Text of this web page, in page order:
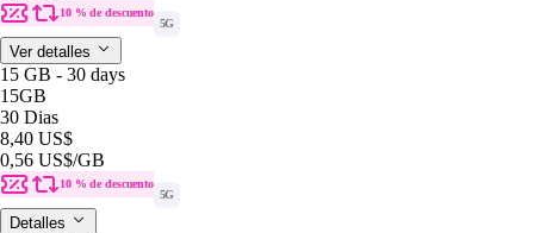
10 % de descuento
5G
Ver detalles
15 GB - 30 days
15GB
30 Dias
8,40 US$
0,56 US$/GB
10 % de descuento
5G
Detalles